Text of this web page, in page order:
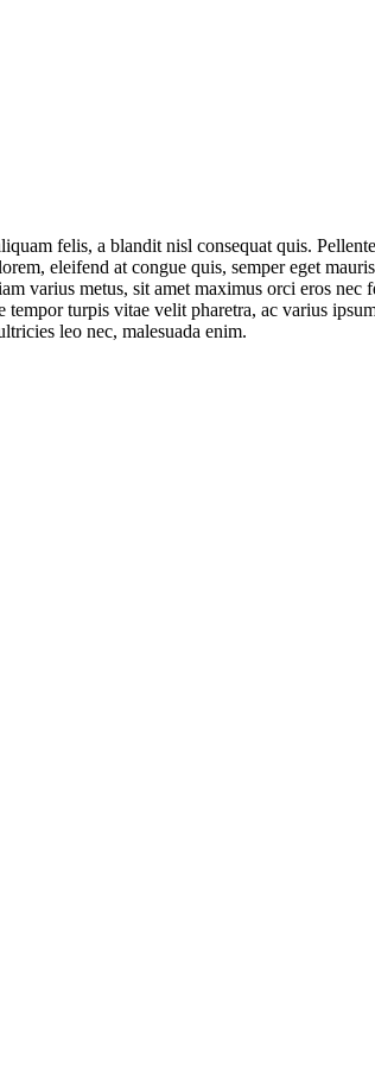
felis, a blandit nisl consequat quis.
eleifend at congue quis, semper eget
varius metus, sit amet maximus orci eros
turpis vitae velit pharetra, ac varius
leo nec, malesuada enim.